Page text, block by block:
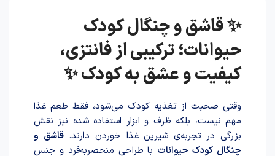
✨ قاشق و چنگال کودک
حیوانات؛ ترکیبی از فانتزی،
کیفیت و عشق به کودک ✨
وقتی صحبت از تغذیه کودک می‌شود، فقط طعم غذا
مهم نیست، بلکه ظرف و ابزار استفاده‌ شده نیز نقش
بزرگی در تجربه‌ی شیرین غذا خور‌د‌ن دارند.قاشق و
چنگال کودک حیوانات با طراحی منحصربه‌فرد و جنس